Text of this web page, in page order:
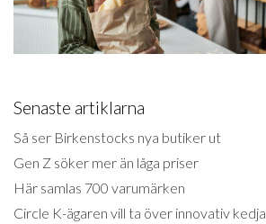
Senaste artiklarna
Så ser Birkenstocks nya butiker ut
Gen Z söker mer än låga priser
Här samlas 700 varumärken
Circle K-ägaren vill ta över innovativ kedja